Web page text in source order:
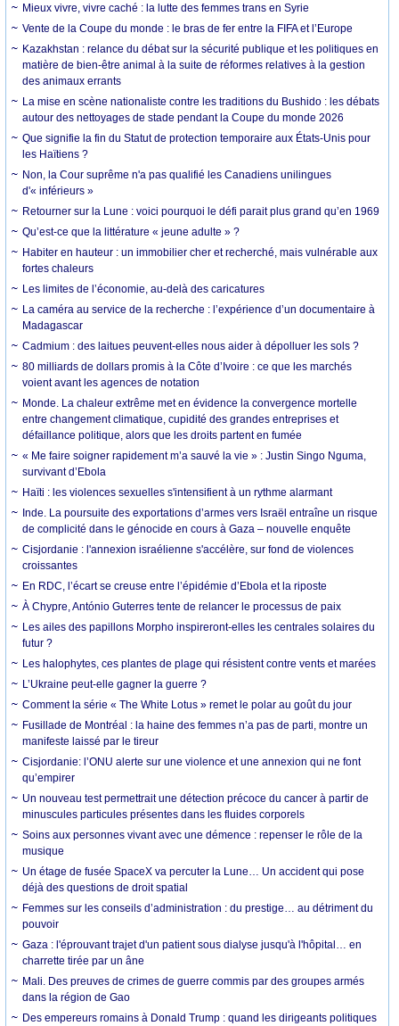
Mieux vivre, vivre caché : la lutte des femmes trans en Syrie
Vente de la Coupe du monde : le bras de fer entre la FIFA et l’Europe
Kazakhstan : relance du débat sur la sécurité publique et les politiques en
matière de bien-être animal à la suite de réformes relatives à la gestion
des animaux errants
La mise en scène nationaliste contre les traditions du Bushido : les débats
autour des nettoyages de stade pendant la Coupe du monde 2026
Que signifie la fin du Statut de protection temporaire aux États-Unis pour
les Haïtiens ?
Non, la Cour suprême n'a pas qualifié les Canadiens unilingues
d'« inférieurs »
Retourner sur la Lune : voici pourquoi le défi parait plus grand qu’en 1969
Qu’est-ce que la littérature « jeune adulte » ?
Habiter en hauteur : un immobilier cher et recherché, mais vulnérable aux
fortes chaleurs
Les limites de l’économie, au-delà des caricatures
La caméra au service de la recherche : l’expérience d’un documentaire à
Madagascar
Cadmium : des laitues peuvent-elles nous aider à dépolluer les sols ?
80 milliards de dollars promis à la Côte d’Ivoire : ce que les marchés
voient avant les agences de notation
Monde. La chaleur extrême met en évidence la convergence mortelle
entre changement climatique, cupidité des grandes entreprises et
défaillance politique, alors que les droits partent en fumée
« Me faire soigner rapidement m’a sauvé la vie » : Justin Singo Nguma,
survivant d’Ebola
Haïti : les violences sexuelles s'intensifient à un rythme alarmant
Inde. La poursuite des exportations d’armes vers Israël entraîne un risque
de complicité dans le génocide en cours à Gaza – nouvelle enquête
Cisjordanie : l'annexion israélienne s'accélère, sur fond de violences
croissantes
En RDC, l’écart se creuse entre l’épidémie d’Ebola et la riposte
À Chypre, António Guterres tente de relancer le processus de paix
Les ailes des papillons Morpho inspireront-elles les centrales solaires du
futur ?
Les halophytes, ces plantes de plage qui résistent contre vents et marées
L’Ukraine peut-elle gagner la guerre ?
Comment la série « The White Lotus » remet le polar au goût du jour
Fusillade de Montréal : la haine des femmes n’a pas de parti, montre un
manifeste laissé par le tireur
Cisjordanie: l’ONU alerte sur une violence et une annexion qui ne font
qu’empirer
Un nouveau test permettrait une détection précoce du cancer à partir de
minuscules particules présentes dans les fluides corporels
Soins aux personnes vivant avec une démence : repenser le rôle de la
musique
Un étage de fusée SpaceX va percuter la Lune… Un accident qui pose
déjà des questions de droit spatial
Femmes sur les conseils d’administration : du prestige… au détriment du
pouvoir
Gaza : l'éprouvant trajet d'un patient sous dialyse jusqu'à l'hôpital… en
charrette tirée par un âne
Mali. Des preuves de crimes de guerre commis par des groupes armés
dans la région de Gao
Des empereurs romains à Donald Trump : quand les dirigeants politiques